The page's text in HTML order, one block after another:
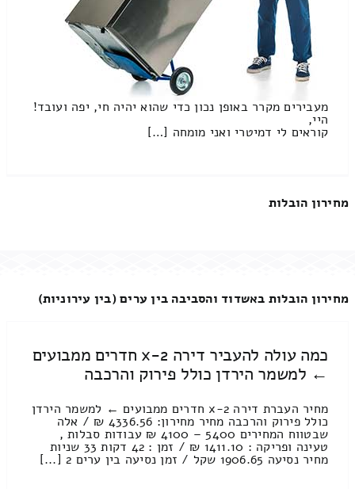
מעבירים מקרר באופן נכון כדי שהוא יהיה חי, יפה ועובד!
היי,
קוראים לי דמיטרי ואני מומחה […]
מחירון הובלות
מחירון הובלות באשדוד והסביבה בין ערים (בין עירוניות)
כמה עולה להעביר דירה 2-x חדרים ממבועים
← למשמר הירדן כולל פירוק והרכבה
מחיר העברת דירה 2-x חדרים ממבועים ← למשמר הירדן
כולל פירוק והרכבה מחיר מחירון: 4336.56 ₪ / אלה
שבטווח המחירים 5400 – 4100 ₪ עבודות סבלות ,
טעינה ופריקה : 1411.10 ₪ / זמן : 42 דקות 33 שניות
מחיר נסיעה 1906.65 שקל / זמן נסיעה בין ערים 2 [...]